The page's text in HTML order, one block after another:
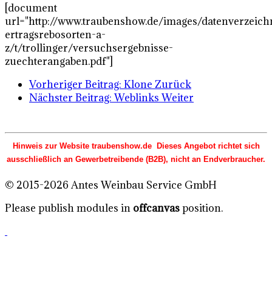
[document
url="http://www.traubenshow.de/images/
ertragsrebosorten-a-
z/t/trollinger/versuchsergebnisse-
zuechterangaben.pdf"]
Vorheriger Beitrag: Klone Zurück
Nächster Beitrag: WeblinksWeiter
Hinweis zur Website traubenshow.de Dieses Angebot richtet sich
ausschließlich an Gewerbetreibende (B2B), nicht an Endverbraucher.
© 2015-2026 Antes Weinbau Service GmbH
Please publish modules in offcanvasposition.